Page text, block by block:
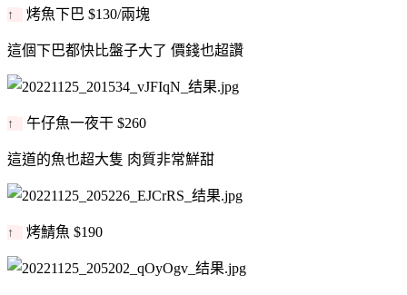
↑ 烤魚下巴 $130/兩塊
這個下巴都快比盤子大了 價錢也超讚
↑ 午仔魚一夜干 $260
這道的魚也超大隻 肉質非常鮮甜
↑ 烤鯖魚 $190